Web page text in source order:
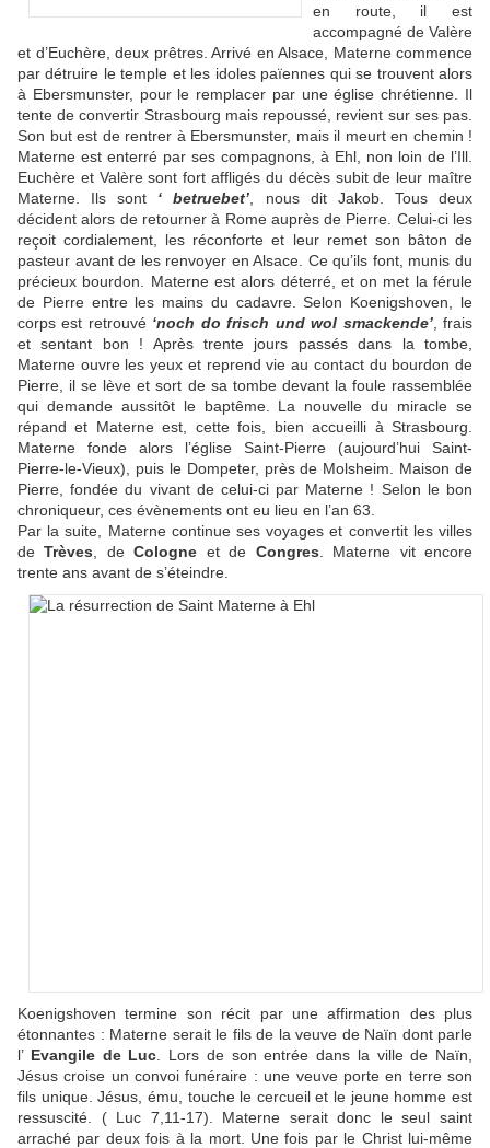
en route, il est
accompagné de Valère
et d’Euchère, deux prêtres. Arrivé en Alsace, Materne commence
par détruire le temple et les idoles païennes qui se trouvent alors
à Ebersmunster, pour le remplacer par une église chrétienne. Il
tente de convertir Strasbourg mais repoussé, revient sur ses pas.
Son but est de rentrer à Ebersmunster, mais il meurt en chemin !
Materne est enterré par ses compagnons, à Ehl, non loin de l’Ill.
Euchère et Valère sont fort affligés du décès subit de leur maître
Materne. Ils sont ‘ betruebet’ , nous dit Jakob. Tous deux
décident alors de retourner à Rome auprès de Pierre. Celui-ci les
reçoit cordialement, les réconforte et leur remet son bâton de
pasteur avant de les renvoyer en Alsace. Ce qu’ils font, munis du
précieux bourdon. Materne est alors déterré, et on met la férule
de Pierre entre les mains du cadavre. Selon Koenigshoven, le
corps est retrouvé‘noch do frisch und wol smackende’, frais
et sentant bon ! Après trente jours passés dans la tombe,
Materne ouvre les yeux et reprend vie au contact du bourdon de
Pierre, il se lève et sort de sa tombe devant la foule rassemblée
qui demande aussitôt le baptême. La nouvelle du miracle se
répand et Materne est, cette fois, bien accueilli à Strasbourg.
Materne fonde alors l’église Saint-Pierre (aujourd’hui Saint-
Pierre-le-Vieux), puis le Dompeter, près de Molsheim. Maison de
Pierre, fondée du vivant de celui-ci par Materne ! Selon le bon
chroniqueur, ces évènements ont eu lieu en l’an 63.
Par la suite, Materne continue ses voyages et convertit les villes
deTrèves , deCologne et de Congres . Materne vit encore
trente ans avant de s’éteindre.
Koenigshoven termine son récit par une affirmation des plus
étonnantes : Materne serait le fils de la veuve de Naïn dont parle
l’ Evangile de Luc . Lors de son entrée dans la ville de Naïn,
Jésus croise un convoi funéraire : une veuve porte en terre son
fils unique. Jésus, ému, touche le cercueil et le jeune homme est
ressuscité. ( Luc 7,11-17). Materne serait donc le seul saint
arraché par deux fois à la mort. Une fois par le Christ lui-même